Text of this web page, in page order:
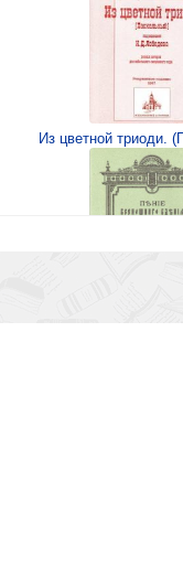
Из цветной триоди.